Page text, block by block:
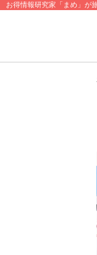
お得情報研究家「まめ」が